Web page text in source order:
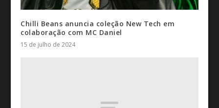
Chilli Beans anuncia coleção New Tech em
colaboração com MC Daniel
15 de julho de 2024